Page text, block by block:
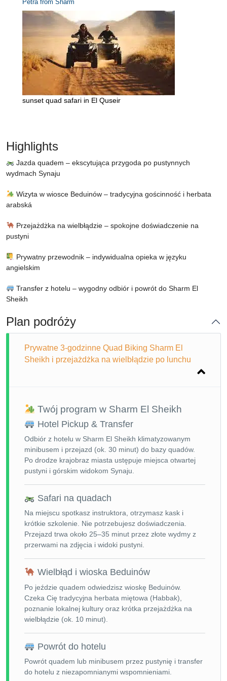
Petra from Sharm
sunset quad safari in El Quseir
Highlights
Jazda quadem – ekscytująca przygoda po pustynnych
wydmach Synaju
Wizyta w wiosce Beduinów – tradycyjna gościnność i herbata
arabská
Przejażdżka na wielbłądzie – spokojne doświadczenie na
pustyni
Prywatny przewodnik – indywidualna opieka w języku
angielskim
Transfer z hotelu – wygodny odbiór i powrót do Sharm El
Sheikh
Plan podróży
Prywatne 3-godzinne Quad Biking Sharm El
Sheikh i przejażdżka na wielbłądzie po lunchu
Twój program w Sharm El Sheikh
Hotel Pickup & Transfer
Odbiór z hotelu w Sharm El Sheikh klimatyzowanym
minibusem i przejazd (ok. 30 minut) do bazy quadów.
Po drodze krajobraz miasta ustępuje miejsca otwartej
pustyni i górskim widokom Synaju.
Safari na quadach
Na miejscu spotkasz instruktora, otrzymasz kask i
krótkie szkolenie. Nie potrzebujesz doświadczenia.
Przejazd trwa około 25–35 minut przez złote wydmy z
przerwami na zdjęcia i widoki pustyni.
Wielbłąd i wioska Beduinów
Po jeździe quadem odwiedzisz wioskę Beduinów.
Czeka Cię tradycyjna herbata miętowa (Habbak),
poznanie lokalnej kultury oraz krótka przejażdżka na
wielbłądzie (ok. 10 minut).
Powrót do hotelu
Powrót quadem lub minibusem przez pustynię i transfer
do hotelu z niezapomnianymi wspomnieniami.